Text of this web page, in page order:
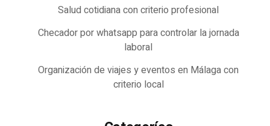
Salud cotidiana con criterio profesional
Checador por whatsapp para controlar la jornada
laboral
Organización de viajes y eventos en Málaga con
criterio local